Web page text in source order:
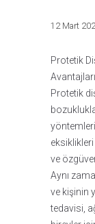
12 Mart
Protetik
Protetik
ve
Aynı
ve kişinin
tedavisi,